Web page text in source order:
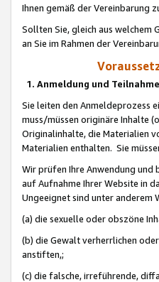
Ihnen gemäß der Vereinbarung
Sollten Sie, gleich aus welchem
an Sie im Rahmen der
1. Anmeldung und
Sie leiten den Anmeldeprozess
muss/müssen originäre Inhalte
Originalinhalte, die Materialien
Materialien enthalten. Sie
Wir prüfen Ihre Anwendung und
auf Aufnahme Ihrer Website in
Ungeeignet sind unter anderem
(a) die sexuelle oder obszöne
(b) die Gewalt verherrlichen
anstiften,;
(c) die falsche, irreführende,